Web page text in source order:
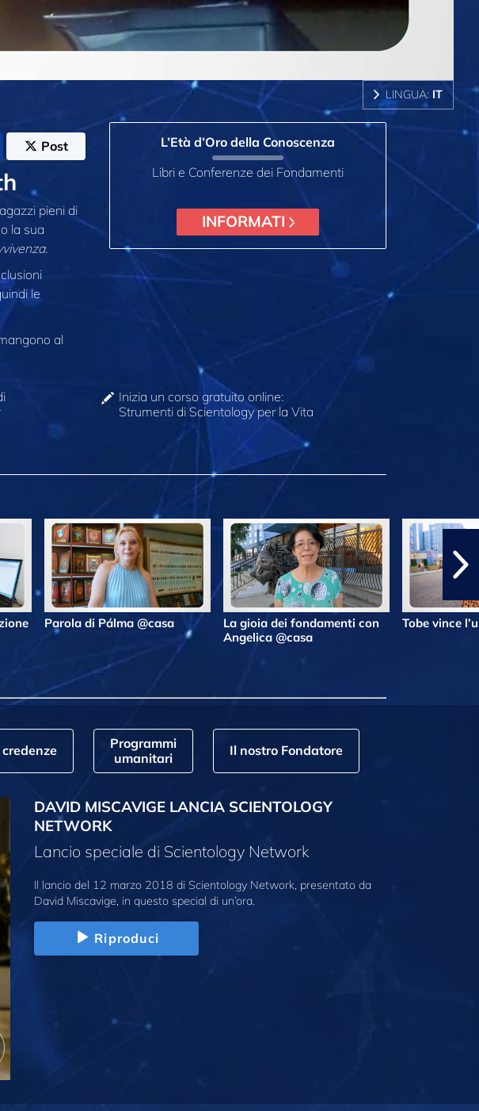
LINGUA: IT
Post
pieni di
la sua
.
le
al
L’Età d’Oro della Conoscenza
Libri e Conferenze dei Fondamenti
INFORMATI
Inizia un corso gratuito online:
Strumenti di Scientology per la Vita
Parola di Pálma @casa
La gioia dei fondamenti con
Angelica @casa
Tobe vince
Programmi
umanitari
Il nostro Fondatore
DAVID MISCAVIGE LANCIA SCIENTOLOGY
NETWORK
Lancio speciale di Scientology Network
Il lancio del 12 marzo 2018 di Scientology Network, presentato da
David Miscavige, in questo special di un’ora.
Riproduci